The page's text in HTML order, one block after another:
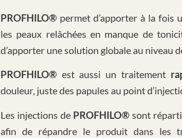
PROFHILO®permet d’apporter à la fois
les peaux relâchées en manque de
d’apporter une solution globale au niveau
PROFHILO® est aussi un traitement
douleur, juste des papules au point
Les injections de PROFHILO® sont
afin de répandre le produit dans les